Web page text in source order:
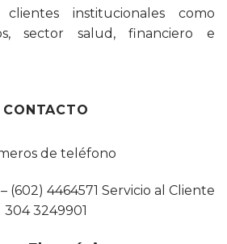
institucionales como
sector salud, financiero e
CONTACTO
de teléfono
(602) 4464571 Servicio al Cliente
304 3249901